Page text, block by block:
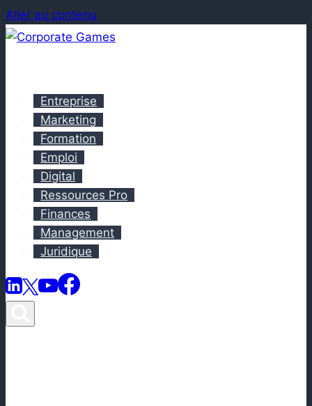
Aller au contenu
Entreprise
Marketing
Formation
Emploi
Digital
Ressources Pro
Finances
Management
Juridique